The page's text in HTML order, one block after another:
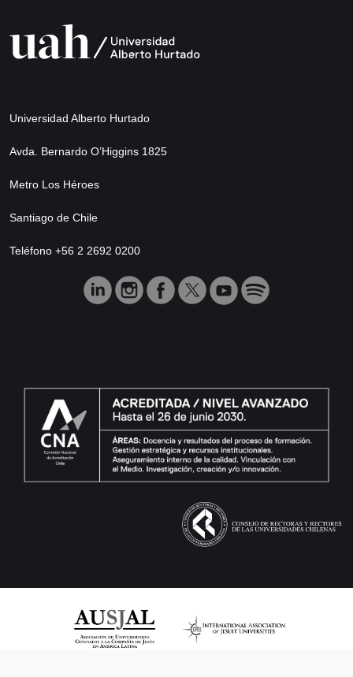
Universidad Alberto Hurtado
Avda. Bernardo O’Higgins 1825
Metro Los Héroes
Santiago de Chile
Teléfono +56 2 2692 0200